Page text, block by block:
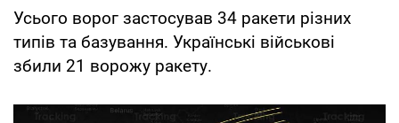
Усього ворог застосував 34 ракети різних
типів та базування. Українські військові
збили 21 ворожу ракету.